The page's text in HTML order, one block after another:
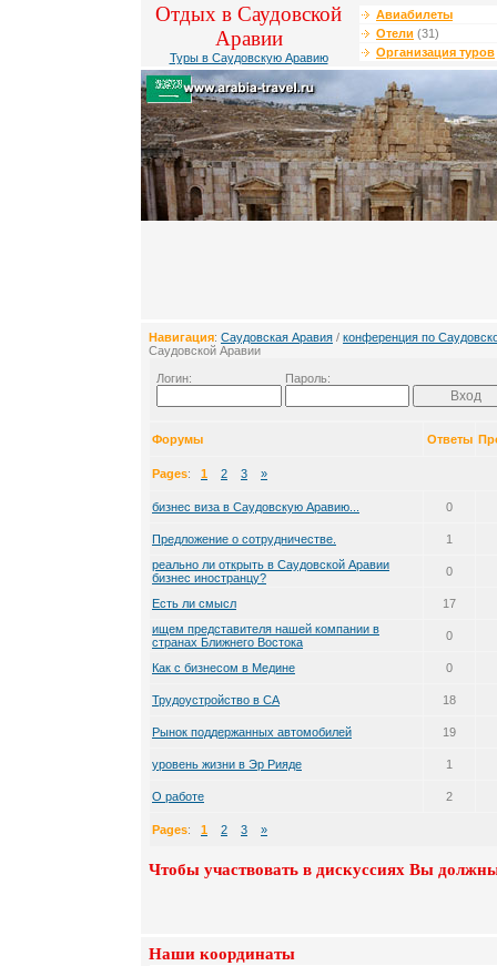
Отдых в Саудовской
Аравии
Туры в Саудовскую Аравию
Авиабилеты
Отели (31)
Организация туров
Навигация: Саудовская Аравия / конференция по
Саудовской Аравии
Логин: Пароль:
Форумы Ответы
Pages: 1 2 3 »
бизнес виза в Саудовскую Аравию... 0
Предложение о сотрудничестве.
1
реально ли открыть в Саудовской Аравии
бизнес иностранцу?
0
Есть ли смысл
17
ищем представителя нашей компании в
странах Ближнего Востока
0
Как с бизнесом в Медине 0
Трудоустройство в СА 18
Рынок поддержанных автомобилей 19
уровень жизни в Эр Рияде 1
О работе 2
Pages: 1 2 3 »
Чтобы участвовать в дискуссиях Вы
Наши координаты